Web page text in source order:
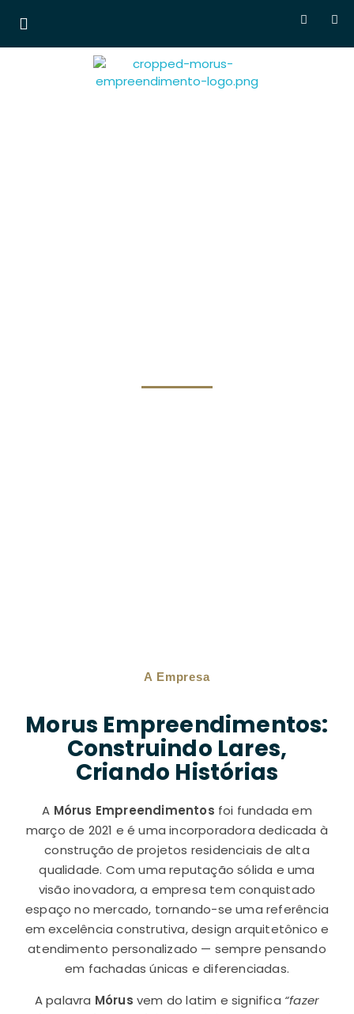
A Empresa
Morus Empreendimentos:
Construindo Lares,
Criando Histórias
A Mórus Empreendimentos foi fundada em
março de 2021 e é uma incorporadora dedicada à
construção de projetos residenciais de alta
qualidade. Com uma reputação sólida e uma
visão inovadora, a empresa tem conquistado
espaço no mercado, tornando-se uma referência
em excelência construtiva, design arquitetônico e
atendimento personalizado — sempre pensando
em fachadas únicas e diferenciadas.
A palavra Mórus vem do latim e significa “fazer